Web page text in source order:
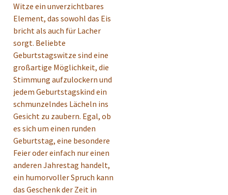
Witze ein unverzichtbares
Element, das sowohl das Eis
bricht als auch für Lacher
sorgt. Beliebte
Geburtstagswitze sind eine
großartige Möglichkeit, die
Stimmung aufzulockern und
jedem Geburtstagskind ein
schmunzelndes Lächeln ins
Gesicht zu zaubern. Egal, ob
es sich um einen runden
Geburtstag, eine besondere
Feier oder einfach nur einen
anderen Jahrestag handelt,
ein humorvoller Spruch kann
das Geschenk der Zeit in